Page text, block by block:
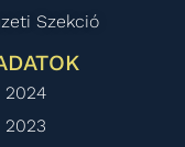
Szekció
2024
2023